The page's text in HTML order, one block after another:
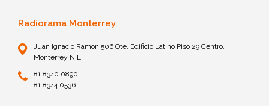
Radiorama Monterrey
Juan Ignacio Ramon 506 Ote. Edificio Latino Piso 29 Centro,
Monterrey N.L.
81 8340 0890
81 8344 0536